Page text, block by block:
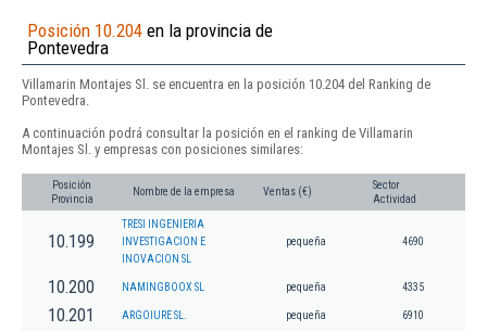
Posición 10.204 en la provincia de
Pontevedra
Villamarin Montajes Sl. se encuentra en la posición 10.204 del Ranking de
Pontevedra.
A continuación podrá consultar la posición en el ranking de Villamarin
Montajes Sl. y empresas con posiciones similares:
Posición
Provincia
Nombre de la empresa Ventas (€)
Sector
Actividad
10.199
TRESI INGENIERIA
INVESTIGACION E
INOVACION SL
pequeña 4690
10.200 NAMINGBOOX SL pequeña 4335
10.201 ARGOIURE SL. pequeña 6910